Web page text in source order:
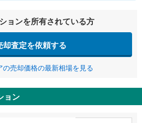
ョンを所有されている方
却査定を依頼する
の売却価格の最新相場を見る
ョン